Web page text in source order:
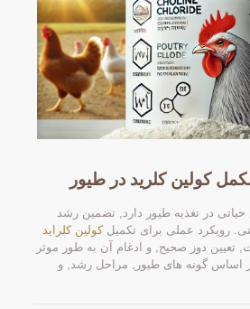
کولین کلرید در طیور
در تغذیه طیور دارد, تضمین رشد
رویکرد عملی برای تکمیلکولین کلراید
دوز صحیح, و ادغام آن به طور موثر
اساس گونه های طیور, مراحل رشد, و